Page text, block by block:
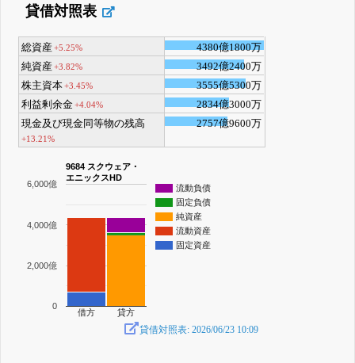
貸借対照表
総資産+5.25%
4380億1800万
純資産+3.82%
3492億2400万
株主資本+3.45%
3555億5300万
利益剰余金+4.04%
2834億3000万
現金及び現金同等物の残高
+13.21%
2757億9600万
9684 スクウェア・
エニックスHD
流動負債
固定負債
純資産
流動資産
固定資産
借方 貸方
0
2,000億
4,000億
6,000億
貸借対照表: 2026/06/23 10:09